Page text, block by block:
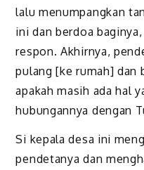
lalu menumpangkan
ini dan berdoa
respon. Akhirnya,
pulang [ke rumah] dan
apakah masih ada hal
hubungannya dengan
Si kepala desa ini
pendetanya dan